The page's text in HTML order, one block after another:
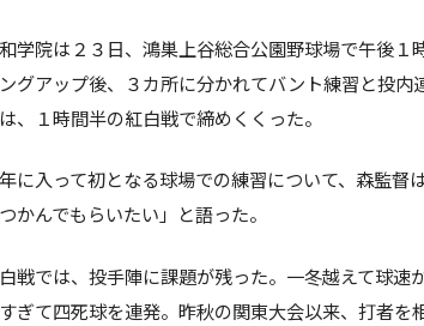
学院は２３日、鴻巣上谷総合公園野球場で午後１
グアップ後、３カ所に分かれてバント練習と投
、１時間半の紅白戦で締めくくった。
に入って初となる球場での練習について、森監督
かんでもらいたい」と語った。
戦では、投手陣に課題が残った。一冬越えて球速
ぎて四死球を連発。昨秋の関東大会以来、打者